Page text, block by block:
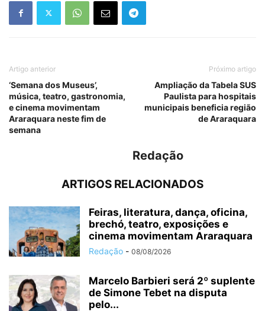
Artigo anterior
‘Semana dos Museus’,
música, teatro, gastronomia,
e cinema movimentam
Araraquara neste fim de
semana
Próximo artigo
Ampliação da Tabela SUS
Paulista para hospitais
municipais beneficia região
de Araraquara
Redação
ARTIGOS RELACIONADOS
Feiras, literatura, dança, oficina,
brechó, teatro, exposições e
cinema movimentam Araraquara
Redação - 08/08/2026
Marcelo Barbieri será 2º suplente
de Simone Tebet na disputa
pelo...